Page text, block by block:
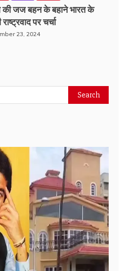
जज बहन के बहाने भारत के
पर चर्चा
23, 2024